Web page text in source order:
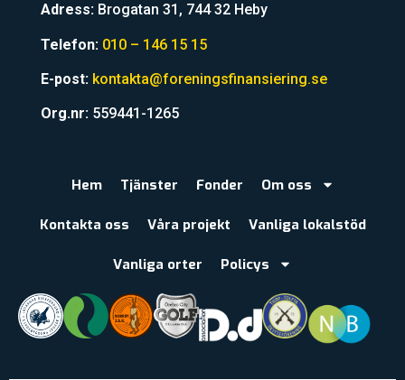
Adress: Brogatan 31, 744 32 Heby
Telefon: 010 – 146 15 15
E-post: kontakta@foreningsfinansiering.se
Org.nr: 559441-1265
Hem Tjänster Fonder Om oss
Kontakta oss Våra projekt Vanliga lokalstöd
Vanliga orter Policys